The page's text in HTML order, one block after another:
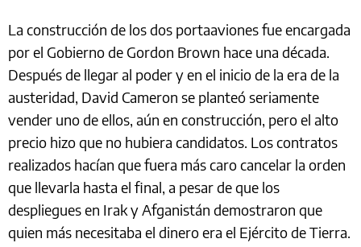
La construcción de los dos portaaviones fue encargada
por el Gobierno de Gordon Brown hace una década.
Después de llegar al poder y en el inicio de la era de la
austeridad, David Cameron se planteó seriamente
vender uno de ellos, aún en construcción, pero el alto
precio hizo que no hubiera candidatos. Los contratos
realizados hacían que fuera más caro cancelar la orden
que llevarla hasta el final, a pesar de que los
despliegues en Irak y Afganistán demostraron que
quien más necesitaba el dinero era el Ejército de Tierra.